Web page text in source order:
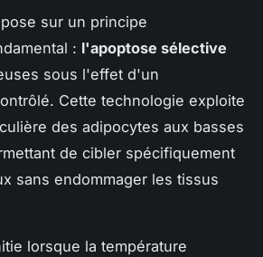
sur un principe
: l'apoptose sélective
sous l'effet d'un
Cette technologie exploite
des adipocytes aux basses
de cibler spécifiquement
sans endommager les tissus
lorsque la température